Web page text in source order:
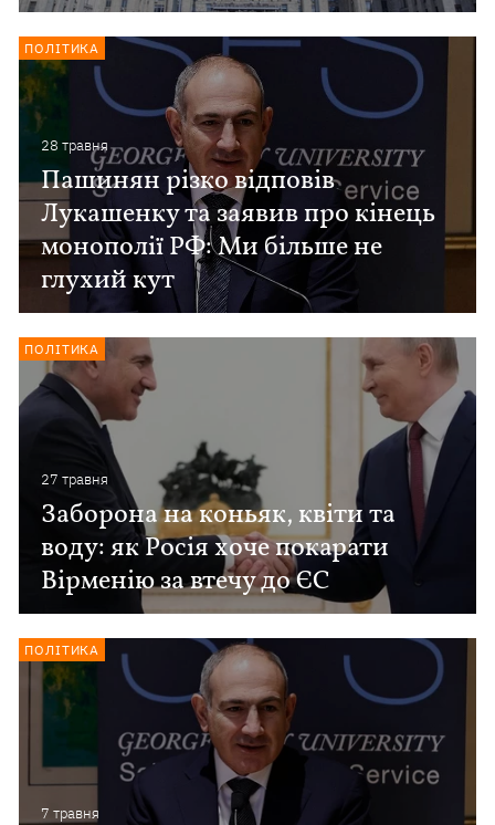
28 травня
Пашинян різко відповів
Лукашенку та заявив про кінець
монополії РФ: Ми більше не
глухий кут
ПОЛІТИКА
27 травня
Заборона на коньяк, квіти та
воду: як Росія хоче покарати
Вірменію за втечу до ЄС
ПОЛІТИКА
7 травня
ПОЛІТИКА